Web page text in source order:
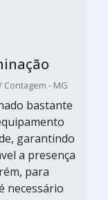
Contagem - MG
bastante
garantindo
a presença
para
necessário